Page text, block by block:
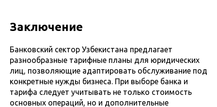
Заключение
Банковский сектор Узбекистана предлагает
разнообразные тарифные планы для юридических
лиц, позволяющие адаптировать обслуживание под
конкретные нужды бизнеса. При выборе банка и
тарифа следует учитывать не только стоимость
основных операций, но и дополнительные